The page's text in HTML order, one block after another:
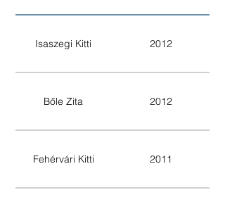
Isaszegi Kitti 2012
Bőle Zita 2012
Fehérvári Kitti 2011